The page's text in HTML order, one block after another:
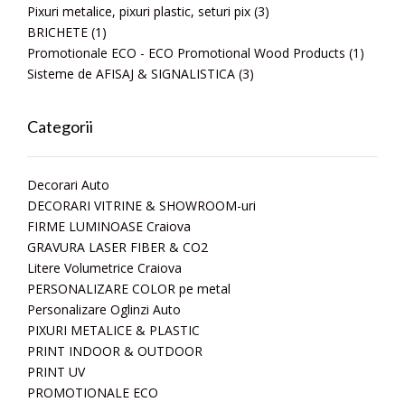
Pixuri metalice, pixuri plastic, seturi pix (3)
BRICHETE (1)
Promotionale ECO - ECO Promotional Wood Products (1)
Sisteme de AFISAJ & SIGNALISTICA (3)
Categorii
Decorari Auto
DECORARI VITRINE & SHOWROOM-uri
FIRME LUMINOASE Craiova
GRAVURA LASER FIBER & CO2
Litere Volumetrice Craiova
PERSONALIZARE COLOR pe metal
Personalizare Oglinzi Auto
PIXURI METALICE & PLASTIC
PRINT INDOOR & OUTDOOR
PRINT UV
PROMOTIONALE ECO